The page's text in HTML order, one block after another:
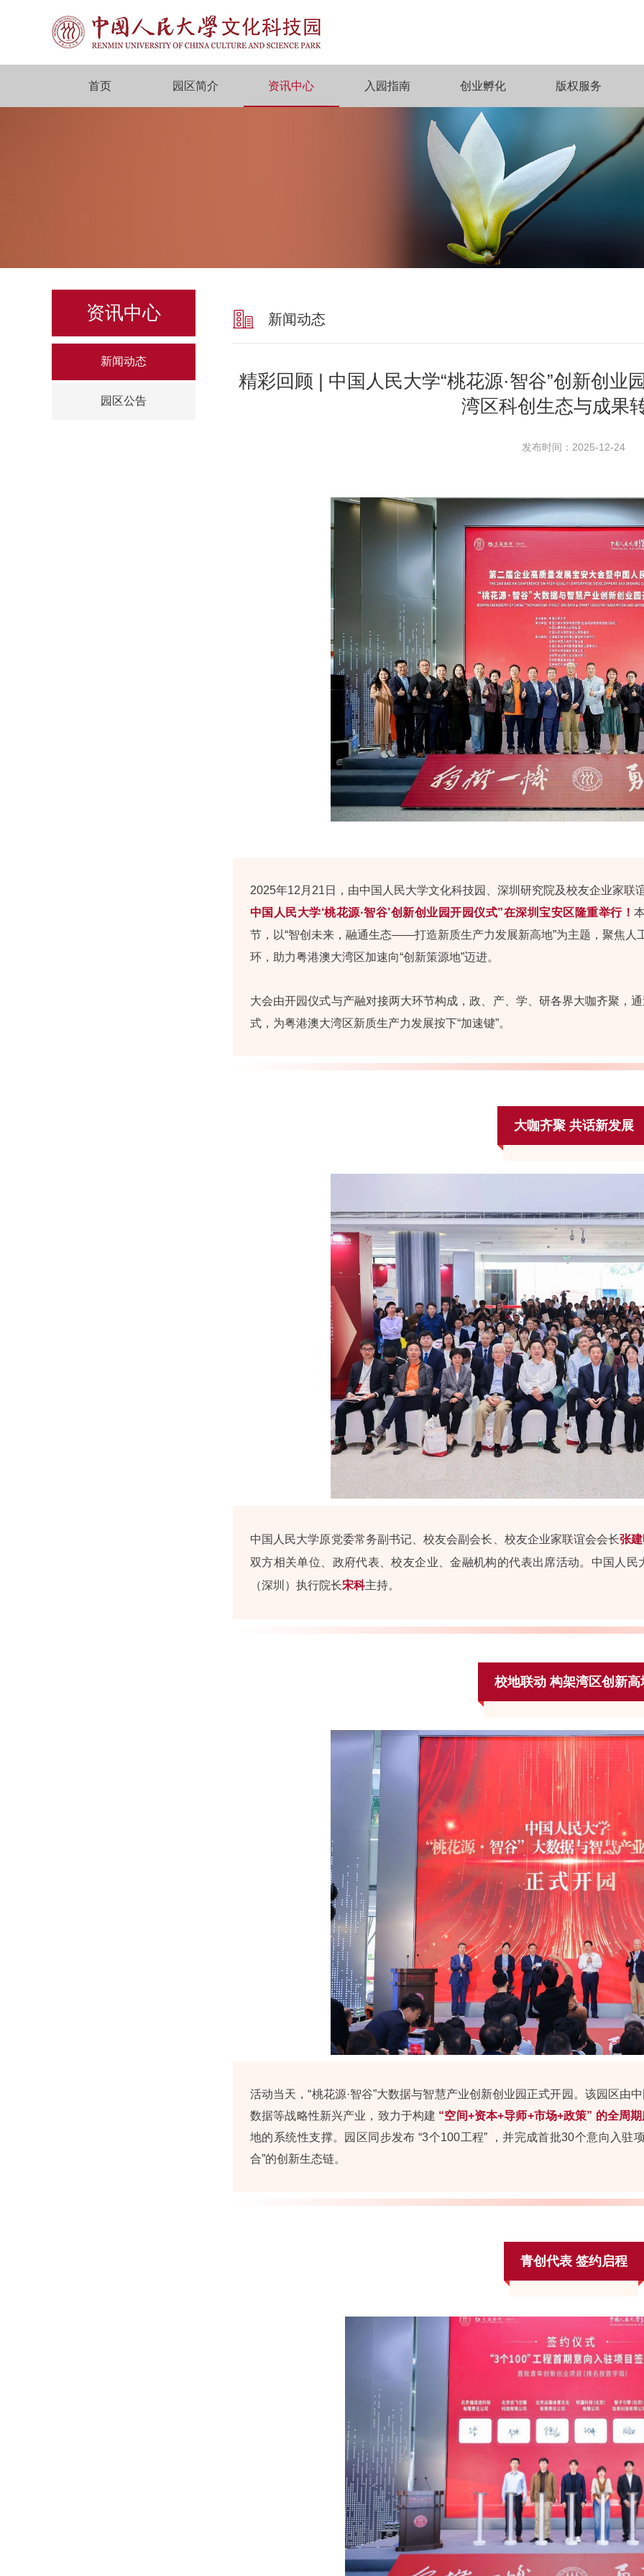
首页 园区简介 资讯中心 入园指南 创业孵化 版权服务
资讯中心
新闻动态
园区公告
新闻动态
精彩回顾 | 中国人民大学“桃花源·智谷”创新创业
湾区科创生态与成果
发布时间：2025-12-24
2025年12月21日，由中国人民大学文化科技园、深圳研究院及校友企业家联
中国人民大学‘桃花源·智谷’创新创业园开园仪式”在深圳宝安区隆重举行！
节，以“智创未来，融通生态——打造新质生产力发展新高地”为主题，聚焦
环，助力粤港澳大湾区加速向“创新策源地”迈进。
大会由开园仪式与产融对接两大环节构成，政、产、学、研各界大咖齐聚，
式，为粤港澳大湾区新质生产力发展按下“加速键”。
大咖齐聚 共话新发展
中国人民大学原党委常务副书记、校友会副会长、校友企业家联谊会会长张
双方相关单位、政府代表、校友企业、金融机构的代表出席活动。中国人
（深圳）执行院长宋科主持。
校地联动 构架湾区创新高
活动当天，“桃花源·智谷”大数据与智慧产业创新创业园正式开园。该园区由
数据等战略性新兴产业，致力于构建 “空间+资本+导师+市场+政策” 的全周
地的系统性支撑。园区同步发布 “3个100工程” ，并完成首批30个意向入
合”的创新生态链。
青创代表 签约启程